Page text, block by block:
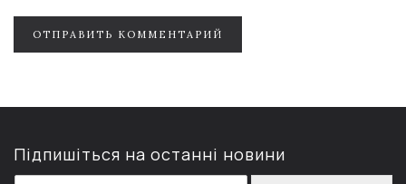
ОТПРАВИТЬ КОММЕНТАРИЙ
Підпишіться на останні новини